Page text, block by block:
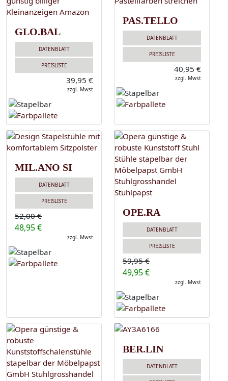
GLO.BAL
DATENBLATT
PREISLISTE
39,95 €
zzgl. Mwst
PAS.TELLO
DATENBLATT
PREISLISTE
40,95 €
zzgl. Mwst
MIL.ANO SI
DATENBLATT
PREISLISTE
52,00 €
48,95 €
zzgl. Mwst
OPE.RA
DATENBLATT
PREISLISTE
59,95 €
49,95 €
zzgl. Mwst
BER.LIN
DATENBLATT